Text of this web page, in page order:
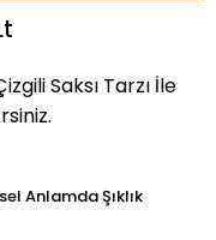
Saksı Tarzı İle
Anlamda Şıklık